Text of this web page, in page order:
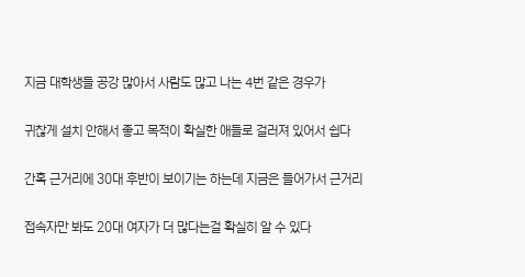
지금 대학생들 공강 많아서 사람도 많고 나는 4번 같은 경우가
귀찮게 설치 안해서 좋고 목적이 확실한 애들로 걸러져 있어서 쉽다
간혹 근거리에 30대 후반이 보이기는 하는데 지금은 들어가서 근거리
접속자만 봐도 20대 여자가 더 많다는걸 확실히 알 수 있다